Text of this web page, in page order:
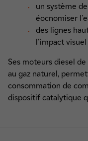
un système
éocnomiser
des lignes
l'impact
Ses moteurs diesel
au gaz naturel,
consommation de
dispositif catalytique